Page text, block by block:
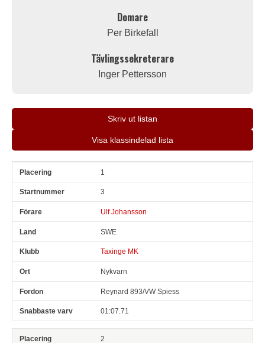
Domare
Per Birkefall
Tävlingssekreterare
Inger Pettersson
Skriv ut listan
Visa klassindelad lista
Pl Snr 1
3
Ulf Johansson
SWE
Taxinge MK
Nykvarn
Reynard 893/VW Spiess
01:07.71
2